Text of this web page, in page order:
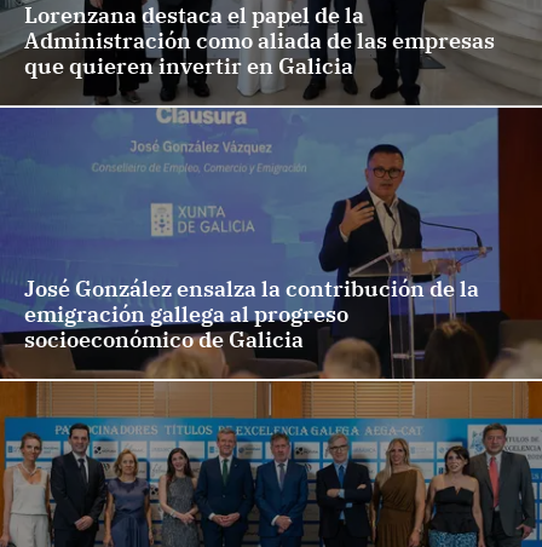
Lorenzana destaca el papel de la
Administración como aliada de las empresas
que quieren invertir en Galicia
José González ensalza la contribución de la
emigración gallega al progreso
socioeconómico de Galicia